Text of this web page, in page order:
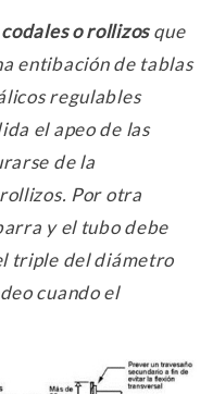
o rollizosque
entibación de tablas
regulables
el apeo de las
de la
Por otra
y el tubo debe
triple del diámetro
cuando el